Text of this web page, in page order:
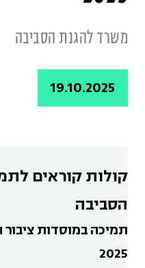
משרד להגנת הסביבה
19.10.2025
קולות קוראים
הסביבה
תמיכה במוסדות ציבור
2025